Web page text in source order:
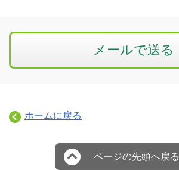
メールで送る
ホームに戻る
ページの先頭へ戻る